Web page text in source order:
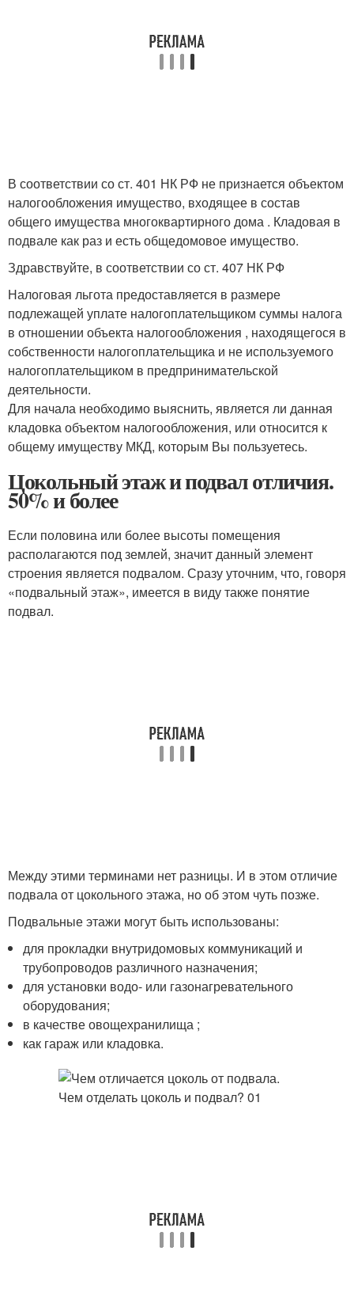
В соответствии со ст. 401 НК РФ не признается объектом
налогообложения имущество, входящее в состав
общего имущества многоквартирного дома . Кладовая в
подвале как раз и есть общедомовое имущество.
Здравствуйте, в соответствии со ст. 407 НК РФ
Налоговая льгота предоставляется в размере
подлежащей уплате налогоплательщиком суммы налога
в отношении объекта налогообложения , находящегося в
собственности налогоплательщика и не используемого
налогоплательщиком в предпринимательской
деятельности.
Для начала необходимо выяснить, является ли данная
кладовка объектом налогообложения, или относится к
общему имуществу МКД, которым Вы пользуетесь.
Цокольный этаж и подвал отличия.
50% и более
Если половина или более высоты помещения
располагаются под землей, значит данный элемент
строения является подвалом. Сразу уточним, что, говоря
«подвальный этаж», имеется в виду также понятие
подвал.
Между этими терминами нет разницы. И в этом отличие
подвала от цокольного этажа, но об этом чуть позже.
Подвальные этажи могут быть использованы:
для прокладки внутридомовых коммуникаций и
трубопроводов различного назначения;
для установки водо- или газонагревательного
оборудования;
в качестве овощехранилища ;
как гараж или кладовка.